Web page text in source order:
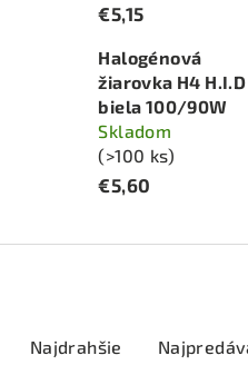
€5,15
Halogénová
žiarovka H4 H.I.D
biela 100/90W
Skladom
(>100 ks)
€5,60
Najdrahšie